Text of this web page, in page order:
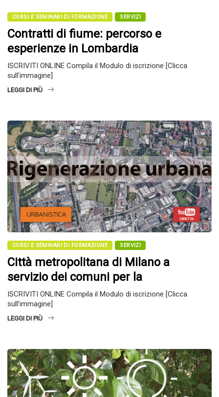
CORSI E SEMINARI DI FORMAZIONE SERVIZI
Contratti di fiume: percorso e
esperienze in Lombardia
ISCRIVITI ONLINE Compila il Modulo di iscrizione [Clicca
sull’immagine]
LEGGI DI PIÙ
CORSI E SEMINARI DI FORMAZIONE SERVIZI
Città metropolitana di Milano a
servizio dei comuni per la
ISCRIVITI ONLINE Compila il Modulo di iscrizione [Clicca
sull’immagine]
LEGGI DI PIÙ